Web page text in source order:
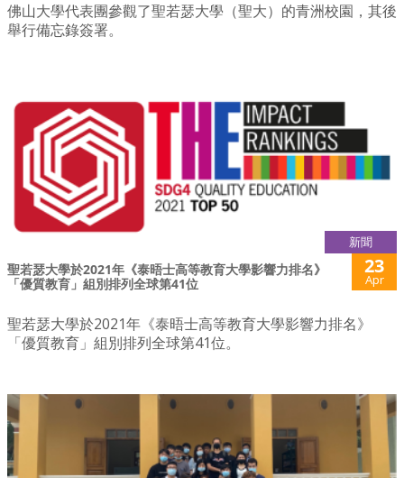
佛山大學代表團參觀了聖若瑟大學（聖大）的青洲校園，其後
舉行備忘錄簽署。
新聞
聖若瑟大學於2021年《泰晤士高等教育大學影響力排名》
「優質教育」組別排列全球第41位
23
Apr
聖若瑟大學於2021年《泰晤士高等教育大學影響力排名》
「優質教育」組別排列全球第41位。